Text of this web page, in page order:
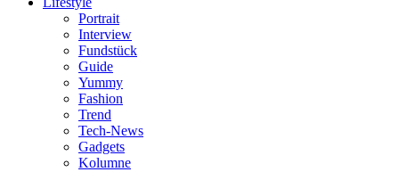
Portrait
Interview
Fundstück
Guide
Yummy
Fashion
Trend
Tech-News
Gadgets
Kolumne